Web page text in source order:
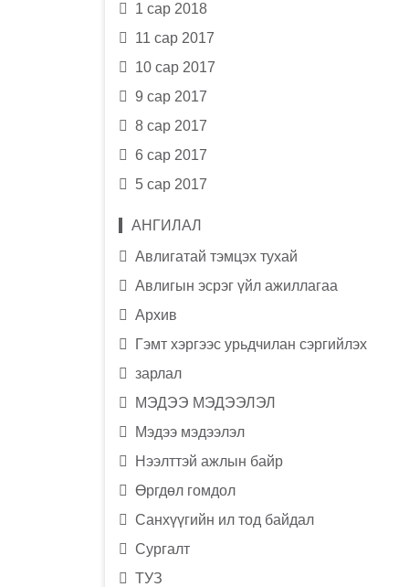
1 сар 2018
11 сар 2017
10 сар 2017
9 сар 2017
8 сар 2017
6 сар 2017
5 сар 2017
АНГИЛАЛ
Авлигатай тэмцэх тухай
Авлигын эсрэг үйл ажиллагаа
Архив
Гэмт хэргээс урьдчилан сэргийлэх
зарлал
МЭДЭЭ МЭДЭЭЛЭЛ
Мэдээ мэдээлэл
Нээлттэй ажлын байр
Өргдөл гомдол
Санхүүгийн ил тод байдал
Сургалт
ТУЗ